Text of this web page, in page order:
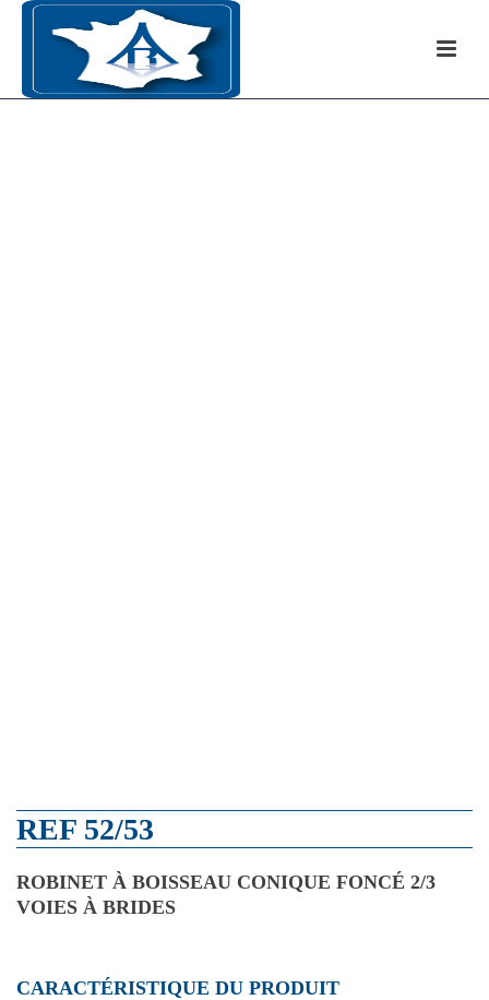
REF 52/53
ROBINET À BOISSEAU CONIQUE FONCÉ 2/3
VOIES À BRIDES
CARACTÉRISTIQUE DU PRODUIT